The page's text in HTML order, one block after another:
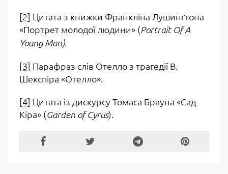
[2] Цитата з книжки Франкліна Лушинґтона
«Портрет молодої людини» (Portrait OfA
Young Man).
[3] Парафраз слів Отелло з трагедії В.
Шекспіра «Отелло».
[4] Цитата із дискурсу Томаса Брауна «Сад
Кіра» (Garden ofCyrus).